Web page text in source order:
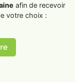
afin de recevoir
votre choix :